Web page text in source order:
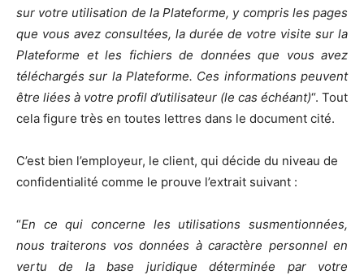
sur votre utilisation de la Plateforme, y compris les pages
que vous avez consultées, la durée de votre visite sur la
Plateforme et les fichiers de données que vous avez
téléchargés sur la Plateforme. Ces informations peuvent
être liées à votre profil d’utilisateur (le cas échéant)“. Tout
cela figure très en toutes lettres dans le document cité.
C’est bien l’employeur, le client, qui décide du niveau de
confidentialité comme le prouve l’extrait suivant :
“En ce qui concerne les utilisations susmentionnées,
nous traiterons vos données à caractère personnel en
vertu de la base juridique déterminée par votre